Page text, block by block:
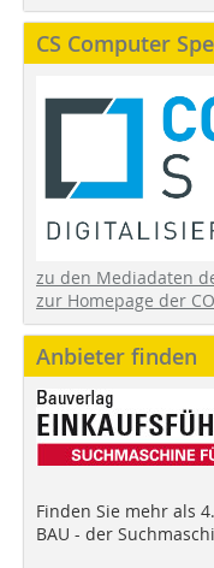
CS Computer
zu den Mediadaten
zur Homepage der
Anbieter finden
Finden Sie mehr als
BAU - der